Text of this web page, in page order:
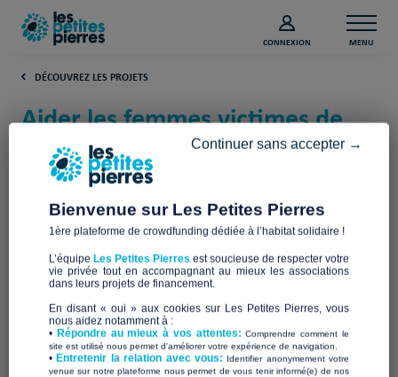
CONNEXION MENU
DÉCOUVREZ LES PROJETS
Aider les femmes victimes de
violence en Isère (Isère)
Ça déménage
Bienvenue sur Les Petites Pierres
1ère plateforme de crowdfunding dédiée à l’habitat solidaire !
L’équipe Les Petites Pierres est soucieuse de respecter votre
vie privée tout en accompagnant au mieux les associations
dans leurs projets de financement.
En disant « oui » aux cookies sur Les Petites Pierres, vous
nous aidez notamment à :
• Répondre au mieux à vos attentes:Comprendre comment le
site est utilisé nous permet d'améliorer votre expérience de navigation.
•Entretenir la relation avec vous: Identifier anonymement votre
venue sur notre plateforme nous permet de vous tenir informé(e) de nos
Continuer sans accepter →